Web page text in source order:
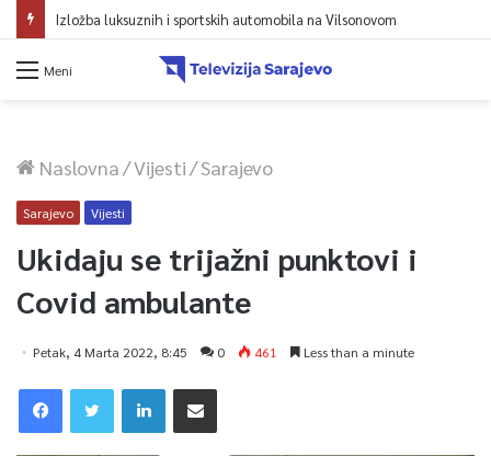
Izložba luksuznih i sportskih automobila na Vilsonovom
Meni
Naslovna/Vijesti/Sarajevo
Sarajevo Vijesti
Ukidaju se trijažni punktovi i
Covid ambulante
Petak, 4 Marta 2022, 8:45 0 461 Less than a minute